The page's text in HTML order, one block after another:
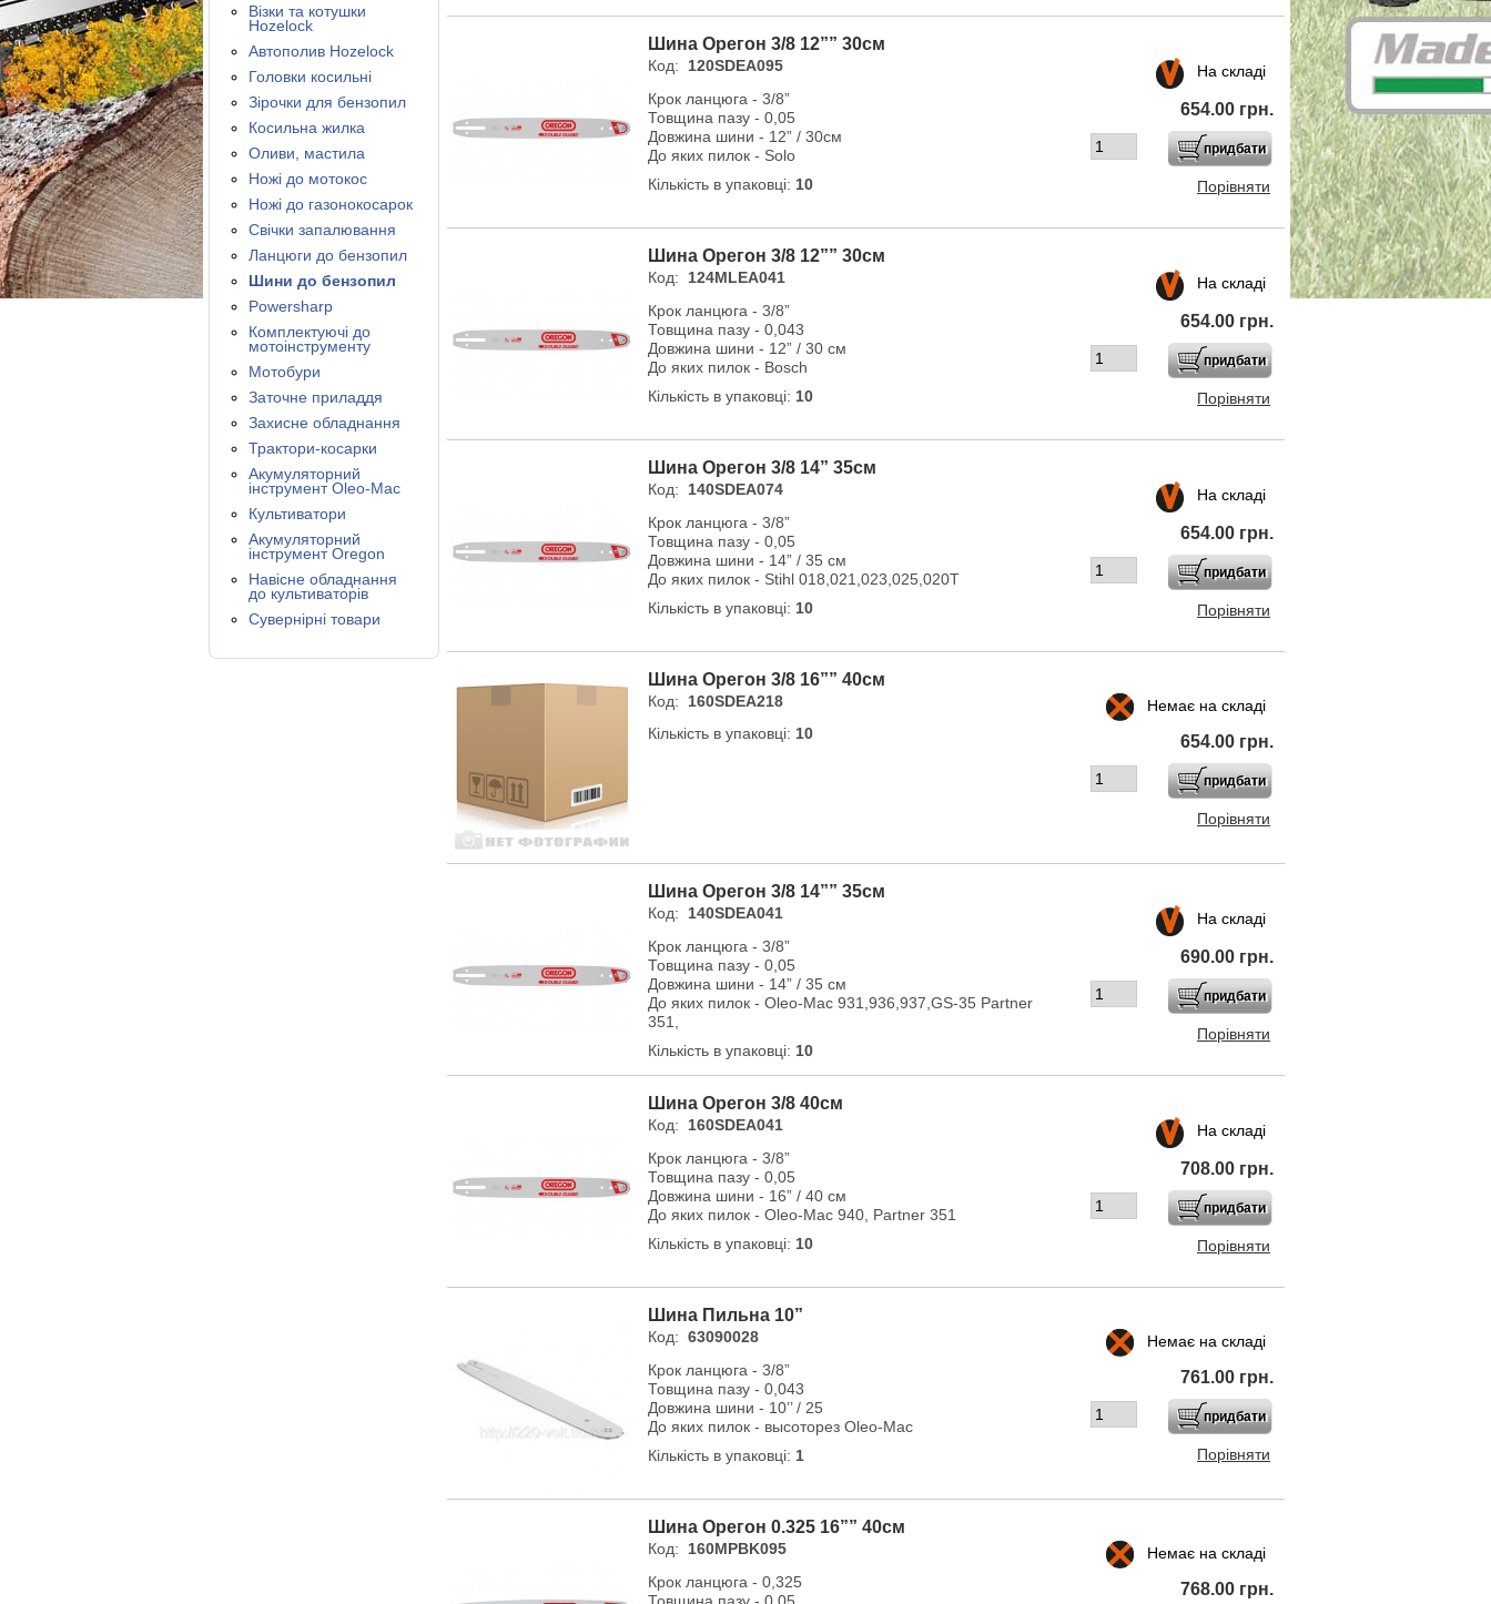
Візки та котушки
Hozelock
Автополив Hozelock
Головки косильні
Зірочки для бензопил
Косильна жилка
Оливи, мастила
Ножі до мотокос
Ножі до газонокосарок
Свічки запалювання
Ланцюги до бензопил
Шини до бензопил
Powersharp
Комплектуючі до
мотоінструменту
Мотобури
Заточне приладдя
Захисне обладнання
Трактори-косарки
Акумуляторний
інструмент Oleo-Mac
Культиватори
Акумуляторний
інструмент Oregon
Навісне обладнання
до культиваторів
Сувернірні товари
Шина Орегон 3/8 12”” 30см
На складі
654.00 грн.
Порівняти
Код:
120SDEA095
Крок ланцюга - 3/8”
Товщина пазу - 0,05
Довжина шини - 12” / 30см
До яких пилок - Solo
Кількість в упаковці: 10
Шина Орегон 3/8 12”” 30см
На складі
654.00 грн.
Порівняти
Код:
124MLEA041
Крок ланцюга - 3/8”
Товщина пазу - 0,043
Довжина шини - 12” / 30 см
До яких пилок - Bosch
Кількість в упаковці: 10
Шина Орегон 3/8 14” 35см
На складі
654.00 грн.
Порівняти
Код:
140SDEA074
Крок ланцюга - 3/8”
Товщина пазу - 0,05
Довжина шини - 14” / 35 см
До яких пилок - Stihl 018,021,023,025,020T
Кількість в упаковці: 10
Шина Орегон 3/8 16”” 40см
Немає на складі
654.00 грн.
Порівняти
Код:
160SDEA218
Кількість в упаковці: 10
Шина Орегон 3/8 14”” 35см
На складі
690.00 грн.
Порівняти
Код:
140SDEA041
Крок ланцюга - 3/8”
Товщина пазу - 0,05
Довжина шини - 14” / 35 см
До яких пилок - Oleo-Mac 931,936,937,GS-35 Partner
351,
Кількість в упаковці: 10
Шина Орегон 3/8 40см
На складі
708.00 грн.
Порівняти
Код:
160SDEA041
Крок ланцюга - 3/8”
Товщина пазу - 0,05
Довжина шини - 16” / 40 см
До яких пилок - Oleo-Mac 940, Partner 351
Кількість в упаковці: 10
Шина Пильна 10”
Немає на складі
761.00 грн.
Порівняти
Код: 63090028
Крок ланцюга - 3/8”
Товщина пазу - 0,043
Довжина шини - 10’’ / 25
До яких пилок - высоторез Oleo-Mac
Кількість в упаковці: 1
Шина Орегон 0.325 16”” 40см
Немає на складі
768.00 грн.
Код:
160MPBK095
Крок ланцюга - 0,325